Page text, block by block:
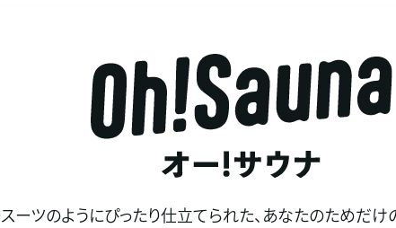
ーツのようにぴったり仕立てられた、あなたのためだけ